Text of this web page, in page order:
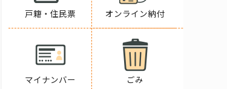
戸籍・住民票 オンライン納付
マイナンバー ごみ